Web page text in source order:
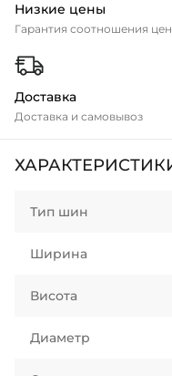
Низкие цены
Гарантия соотношения
Доставка
Доставка и самовывоз
Тип шин
Ширина
Висота
Диаметр